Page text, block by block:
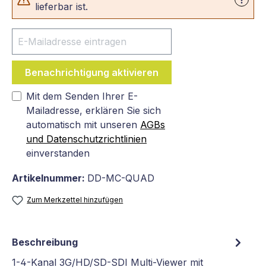
lieferbar ist.
Benachrichtigung aktivieren
Mit dem Senden Ihrer E-
Mailadresse, erklären Sie sich
automatisch mit unseren AGBs
und Datenschutzrichtlinien
einverstanden
Artikelnummer: DD-MC-QUAD
Zum Merkzettel hinzufügen
Beschreibung
1-4-Kanal 3G/HD/SD-SDI Multi-Viewer mit